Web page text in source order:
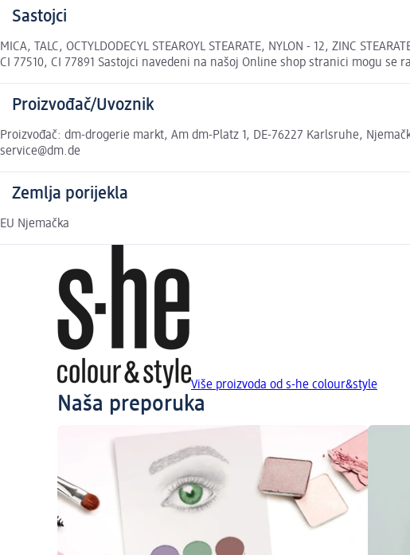
Sastojci
MICA, TALC, OCTYLDODECYL STEAROYL STEARATE, NYLON - 12, ZINC
CI 77510, CI 77891 Sastojci navedeni na našoj Online shop stranici mogu se
Proizvođač/Uvoznik
Proizvođač: dm-drogerie markt, Am dm-Platz 1, DE-76227 Karlsruhe,
service@dm.de
Zemlja porijekla
EU Njemačka
Više proizvoda od s-he colour&style
Naša preporuka